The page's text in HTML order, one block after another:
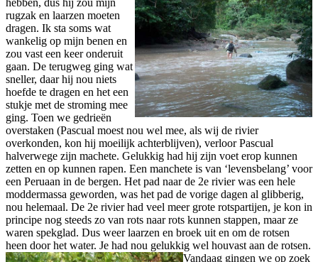
rugzak en laarzen moeten
dragen. Ik sta soms wat
wankelig op mijn benen en
zou vast een keer onderuit
gaan. De terugweg ging wat
sneller, daar hij nou niets
hoefde te dragen en het een
stukje met de stroming mee
ging. Toen we gedrieën
overstaken (Pascual moest nou wel mee, als wij de rivier
overkonden, kon hij moeilijk achterblijven), verloor Pascual
halverwege zijn machete. Gelukkig had hij zijn voet erop kunnen
zetten en op kunnen rapen. Een manchete is van ‘levensbelang’ voor
een Peruaan in de bergen. Het pad naar de 2e rivier was een hele
moddermassa geworden, was het pad de vorige dagen al glibberig,
nou helemaal. De 2e rivier had veel meer grote rotspartijen, je kon in
principe nog steeds zo van rots naar rots kunnen stappen, maar ze
waren spekglad. Dus weer laarzen en broek uit en om de rotsen
heen door het water. Je had nou gelukkig wel houvast aan de rotsen.
Vandaag gingen we op zoek